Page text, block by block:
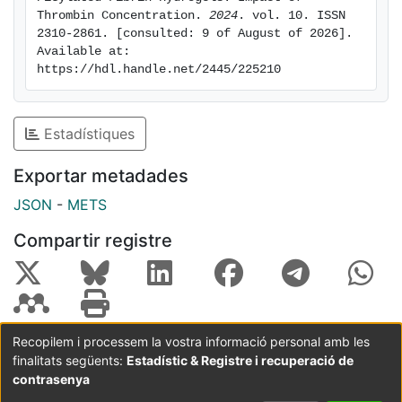
Thrombin Concentration. 2024 . vol. 10. ISSN
2310-2861. [consulted: 9 of August of 2026].
Available at:
https://hdl.handle.net/2445/225210
Estadístiques
Exportar metadades
JSON - METS
Compartir registre
Coordinació:CRAI UB Avís legal
Metadades
subjectes a:
Recopilem i processem la vostra informació personal amb les
finalitats següents: Estadístic & Registre i recuperació de
contrasenya